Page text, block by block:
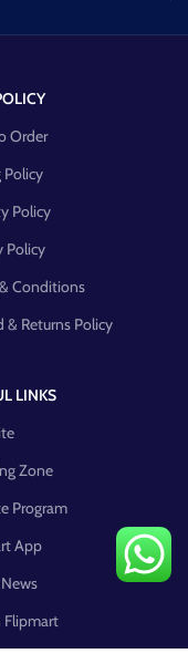
Order
Policy
Policy
Policy
Conditions
& Returns Policy
LINKS
Zone
Program
App
Flipmart